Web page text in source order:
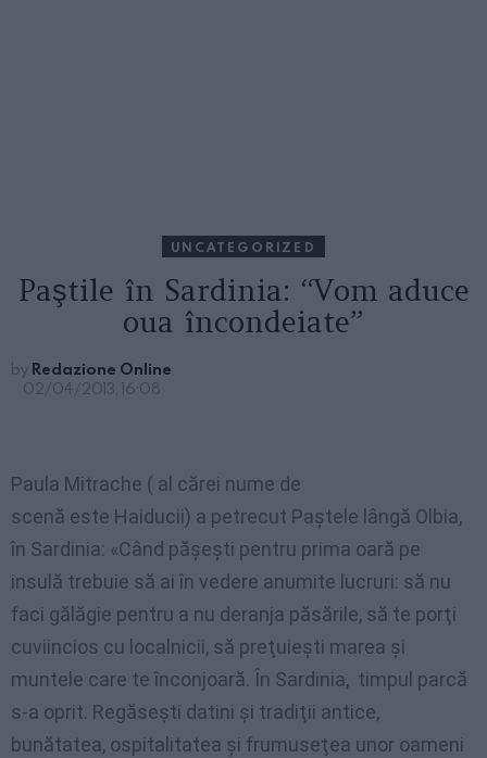
UNCATEGORIZED
Paştile în Sardinia: “Vom aduce
oua încondeiate”
by Redazione Online
02/04/2013, 16:08
Paula Mitrache ( al cărei nume de
scenă este Haiducii) a petrecut Paştele lângă Olbia,
în Sardinia: «Când păşeşti pentru prima oară pe
insulă trebuie să ai în vedere anumite lucruri: să nu
faci gălăgie pentru a nu deranja păsările, să te porţi
cuviincios cu localnicii, să preţuieşti marea şi
muntele care te înconjoară. În Sardinia, timpul parcă
s-a oprit. Regăseşti datini şi tradiţii antice,
bunătatea, ospitalitatea şi frumuseţea unor oameni